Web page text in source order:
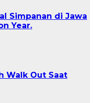
Simpanan di Jawa
Year.
Walk Out Saat